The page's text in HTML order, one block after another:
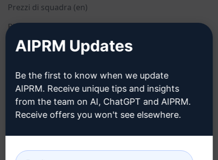
Prezzi di squadra (en)
Blog (en)
Informativa sulla privacy
(en)
Politica di utilizzo
Come installare
Google Chrome (en)
Microsoft Edge (en)
AIPRM Updates
Be the first to know when we update
AIPRM. Receive unique tips and insights
from the team on AI, ChatGPT and AIPRM.
Receive offers you won't see elsewhere.